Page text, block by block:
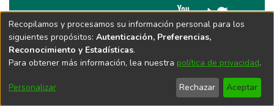
Recopilamos y procesamos su información personal para los
siguientes propósitos: Autenticación, Preferencias,
Reconocimiento y Estadísticas.
Para obtener más información, lea nuestra política de privacidad.
Personalizar Rechazar Aceptar